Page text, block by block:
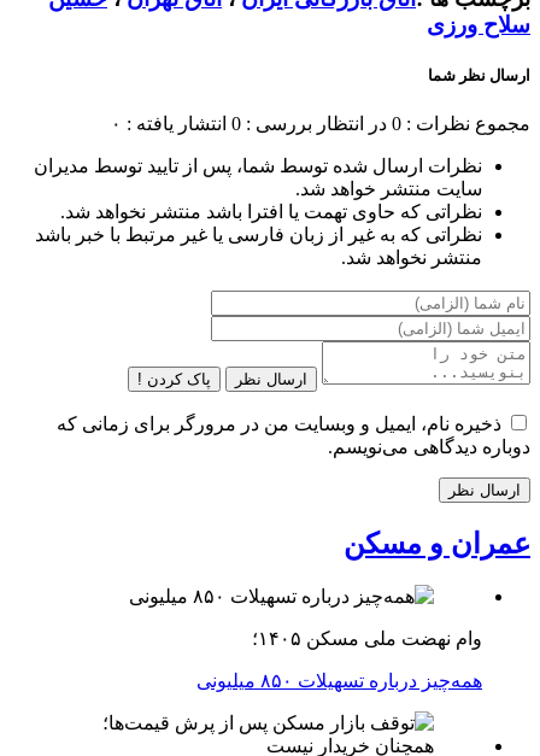
سلاح ورزی
ارسال نظر شما
مجموع نظرات : 0 در انتظار بررسی : 0 انتشار یافته : ۰
نظرات ارسال شده توسط شما، پس از تایید توسط مدیران
سایت منتشر خواهد شد.
نظراتی که حاوی تهمت یا افترا باشد منتشر نخواهد شد.
نظراتی که به غیر از زبان فارسی یا غیر مرتبط با خبر باشد
منتشر نخواهد شد.
ارسال نظر پاک کردن !
ذخیره نام، ایمیل و وبسایت من در مرورگر برای زمانی که
دوباره دیدگاهی می‌نویسم.
عمران و مسکن
وام نهضت ملی مسکن ۱۴۰۵؛
همه‌چیز درباره تسهیلات ۸۵۰ میلیونی